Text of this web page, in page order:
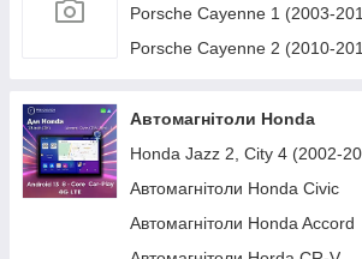
Peugeot 607 (1999-2010)
Peugeot 5008 (P87) (2017-
Peugeot Partner 3 (2018-2026)
Автомагнітоли Renault Duster
Renault Kaptur (2016-2022)
Renault Zoe (2012-2019)
Автомагнітоли Renault Logan
Автомагнітоли Renault Trafic
Автомагнітоли Renault Master
Автомагнітоли Renault Clio
Porsche Cayenne 1 (2003-
Porsche Cayenne 2 (2010-
Автомагнітоли Honda
Honda Jazz 2, City 4 (2002-
Автомагнітоли Honda Civic
Автомагнітоли Honda Accord